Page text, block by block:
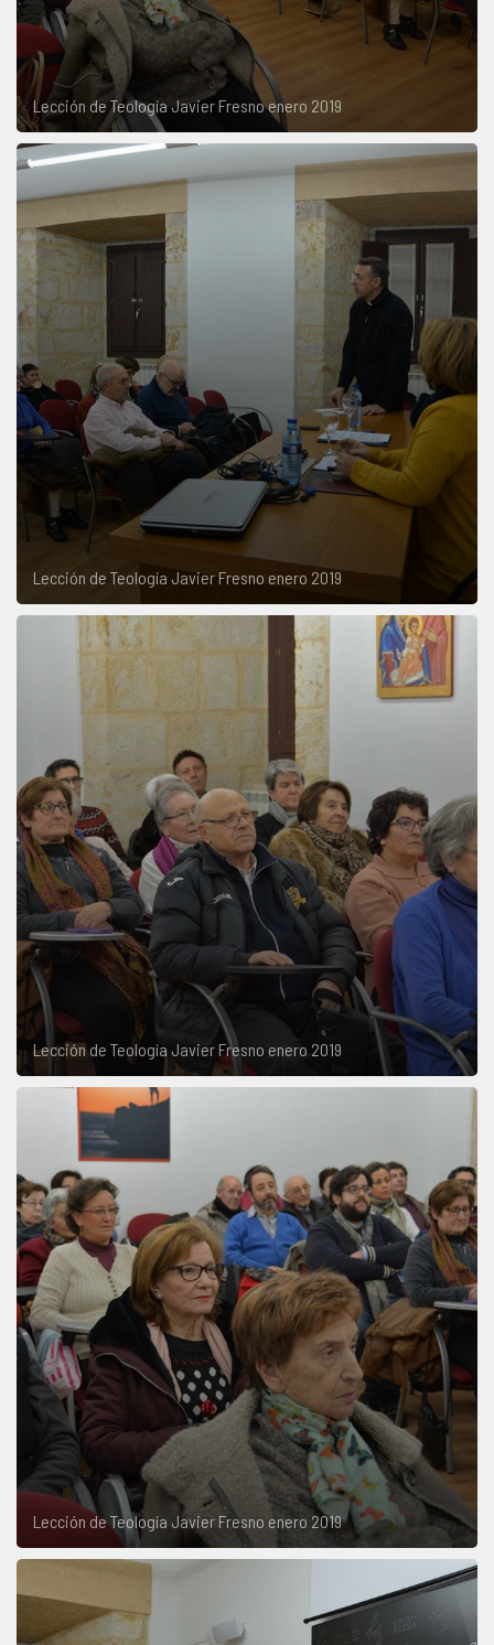
Lección de Teología Javier Fresno enero 2019
Lección de Teología Javier Fresno enero 2019
Lección de Teología Javier Fresno enero 2019
Lección de Teología Javier Fresno enero 2019